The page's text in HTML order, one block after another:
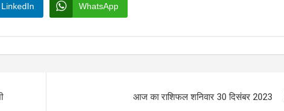
LinkedIn WhatsApp
आज का राशिफल शनिवार 30 दिसंबर 2023